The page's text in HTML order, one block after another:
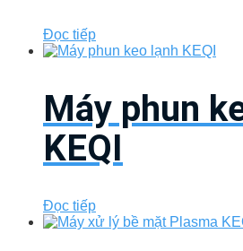
Đọc tiếp
Máy phun
KEQI
Đọc tiếp